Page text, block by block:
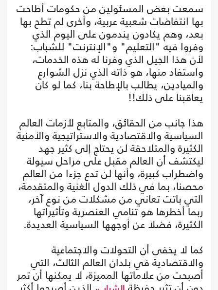
سمعت بعض المسئولين من حكومات أطاحت
بها انتفاضات شعبية عربية، وأخرى لم تطح بها
بعد، وهم يكادون يندمون على اليوم الذي
وفروا فيه "التعليم" و"الإنترنت" للشباب:
لأن هذا الجيل الذي وفرنا له هذه الخدمات،
واستفاد منها، هو ذاته الذي نزل الشوارع
والميادين، يطالب بالإطاحة بنا، كما لو كان
يعاقبنا على ذلك!!
هذا جانب من الحقائق، والمتابع لأزمات العالم
السياسية والاقتصادية والاستراتيجية والأمنية
الكثيرة والمتلاحقة لن يحتاج إلى كثير جهد
ليكتشف أن العالم مقبل على مراحل سيولة
واضطراب كبيرة، وأنها لن تدع جزءا من العالم
محصنا، بما في ذلك الدول الغنية والمتقدمة،
التي باتت تعاني من مشكلات من نوع آخر،
ربما أخطرها هو تنامي العنصرية وتأثيراتها
الكثيرة، فضلا عن أوجهها السياسية العديدة.
كما لا يخفى أن التحولات والاجتماعية
والاقتصادية في بلدان العالم الثالث، التي
أصبحت من علاماتها المميزة، لا يمكنها أن تمر